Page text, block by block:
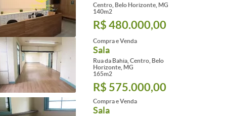
Centro, Belo Horizonte, MG
140m2
R$ 480.000,00
Compra e Venda
Sala
Rua da Bahia, Centro, Belo
Horizonte, MG
165m2
R$ 575.000,00
Compra e Venda
Sala